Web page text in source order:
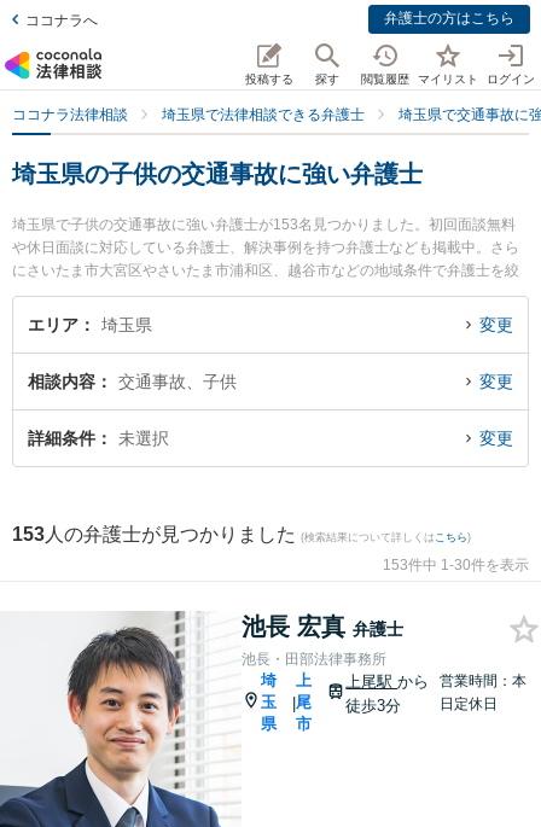
ココナラへ 弁護士の方はこちら
投稿する 探す 閲覧履歴 マイリスト ログイン
ココナラ法律相談 埼玉県で法律相談できる弁護士 埼玉県で交通事故に
埼玉県の子供の交通事故に強い弁護士
埼玉県で子供の交通事故に強い弁護士が153名見つかりました。初回面談無料
や休日面談に対応している弁護士、解決事例を持つ弁護士なども掲載中。さら
にさいたま市大宮区やさいたま市浦和区、越谷市などの地域条件で弁護士を絞
り込めます。交通事故に関係する自動車事故やバイク事故、自転車事故等の細
かな分野での絞り込み検索もでき便利です。特に池長・田部法律事務所の池長
士費用、強みなどが注目されています。『埼玉県で土日や夜間に発生した子供
の交通事故のトラブルを今すぐに弁護士に相談したい』『子供の交通事故のト
ラブル解決の実績豊富な近くの弁護士を検索したい』『初回相談無料で子供の
エリア 埼玉県 変更
相談内容 交通事故、子供 変更
詳細条件 未選択 変更
153 人の弁護士が見つかりました (検索結果について詳しくは こちら)
153件中 1-30件を表示
池長 宏真 弁護士
池長・田部法律事務所
埼
玉
県
|
上
尾
市
上尾駅から
徒歩3分
営業時間：本
日定休日